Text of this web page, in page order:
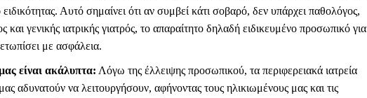
ειδικότητας. Αυτό σημαίνει ότι αν συμβεί κάτι σοβαρό, δεν υπάρχει παθολόγος,
και γενικής ιατρικής γιατρός, το απαραίτητο δηλαδή ειδικευμένο προσωπικό για
με ασφάλεια.
είναι ακάλυπτα: Λόγω της έλλειψης προσωπικού, τα περιφερειακά ιατρεία
αδυνατούν να λειτουργήσουν, αφήνοντας τους ηλικιωμένους μας και τις